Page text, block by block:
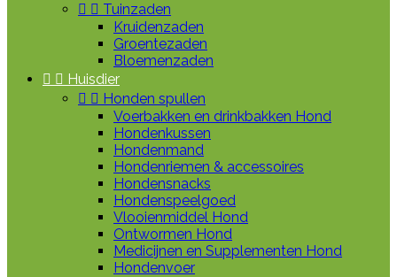
  Tuinzaden
Kruidenzaden
Groentezaden
Bloemenzaden
  Huisdier
  Honden spullen
Voerbakken en drinkbakken Hond
Hondenkussen
Hondenmand
Hondenriemen & accessoires
Hondensnacks
Hondenspeelgoed
Vlooienmiddel Hond
Ontwormen Hond
Medicijnen en Supplementen Hond
Hondenvoer